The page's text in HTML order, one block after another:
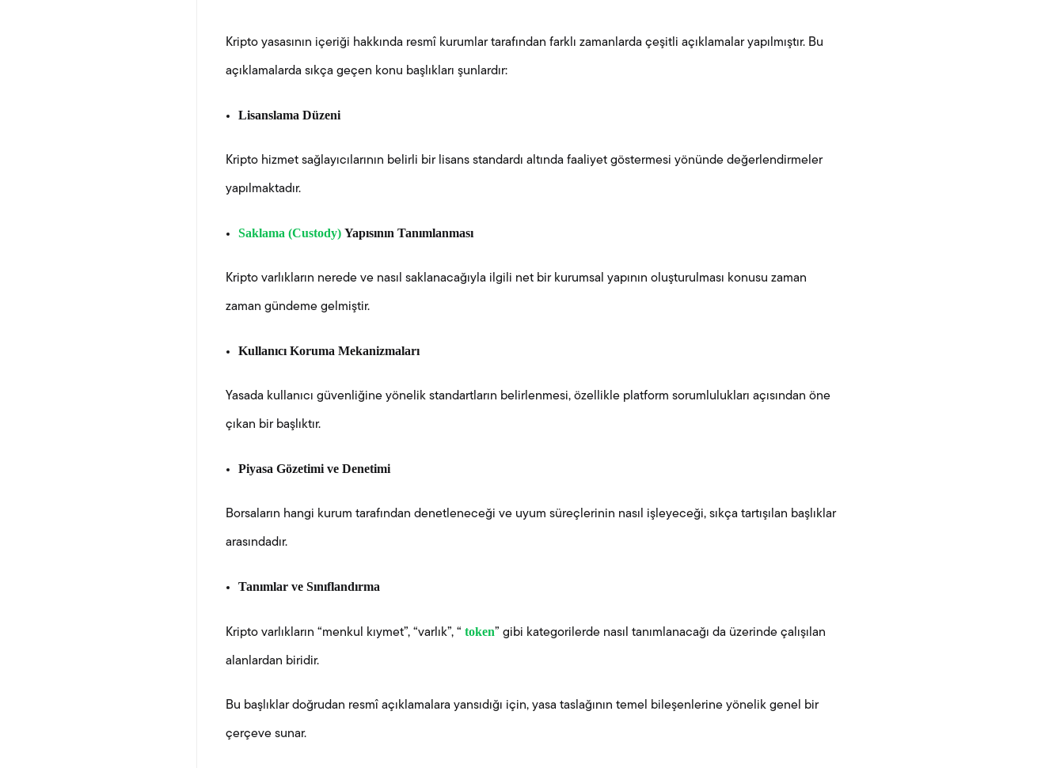
Kripto yasasının içeriği hakkında resmî kurumlar tarafından farklı zamanlarda çeşitli açıklamalar yapılmıştır. Bu
açıklamalarda sıkça geçen konu başlıkları şunlardır:
Lisanslama Düzeni
Kripto hizmet sağlayıcılarının belirli bir lisans standardı altında faaliyet göstermesi yönünde değerlendirmeler
yapılmaktadır.
Saklama (Custody) Yapısının Tanımlanması
Kripto varlıkların nerede ve nasıl saklanacağıyla ilgili net bir kurumsal yapının oluşturulması konusu zaman
zaman gündeme gelmiştir.
Kullanıcı Koruma Mekanizmaları
Yasada kullanıcı güvenliğine yönelik standartların belirlenmesi, özellikle platform sorumlulukları açısından öne
çıkan bir başlıktır.
Piyasa Gözetimi ve Denetimi
Borsaların hangi kurum tarafından denetleneceği ve uyum süreçlerinin nasıl işleyeceği, sıkça tartışılan başlıklar
arasındadır.
Tanımlar ve Sınıflandırma
Kripto varlıkların “menkul kıymet”, “varlık”, “ token” gibi kategorilerde nasıl tanımlanacağı da üzerinde çalışılan
alanlardan biridir.
Bu başlıklar doğrudan resmî açıklamalara yansıdığı için, yasa taslağının temel bileşenlerine yönelik genel bir
çerçeve sunar.